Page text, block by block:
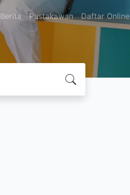
Berita Pustakawan Daftar Online